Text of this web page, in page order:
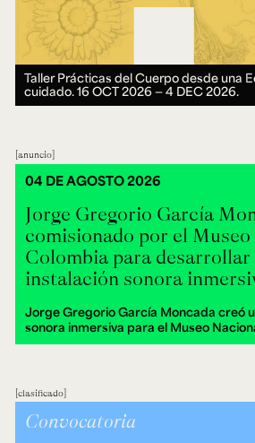
Taller Prácticas del Cuerpo desde una
cuidado.16 OCT 2026 ― 4 DEC 2026.
anuncio
Jorge Gregorio García
comisionado por el
Colombia para desarrollar
instalación sonora
Jorge Gregorio García Moncada creó
sonora inmersiva para el Museo
04 DE AGOSTO 2026
clasificado
Convocatoria